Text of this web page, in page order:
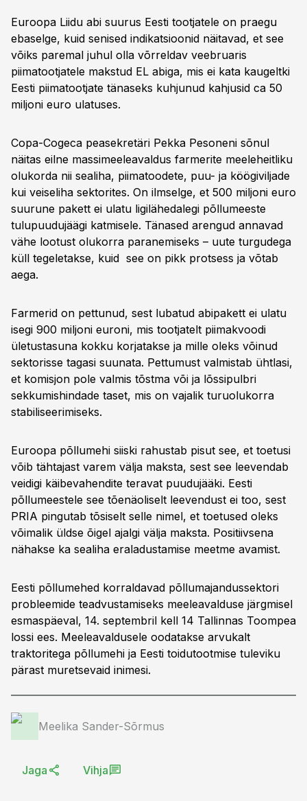
Euroopa Liidu abi suurus Eesti tootjatele on praegu
ebaselge, kuid senised indikatsioonid näitavad, et see
võiks paremal juhul olla võrreldav veebruaris
piimatootjatele makstud EL abiga, mis ei kata kaugeltki
Eesti piimatootjate tänaseks kuhjunud kahjusid ca 50
miljoni euro ulatuses.
Copa-Cogeca peasekretäri Pekka Pesoneni sõnul
näitas eilne massimeeleavaldus farmerite meeleheitliku
olukorda nii sealiha, piimatoodete, puu- ja köögiviljade
kui veiseliha sektorites. On ilmselge, et 500 miljoni euro
suurune pakett ei ulatu ligilähedalegi põllumeeste
tulupuudujäägi katmisele. Tänased arengud annavad
vähe lootust olukorra paranemiseks – uute turgudega
küll tegeletakse, kuid see on pikk protsess ja võtab
aega.
Farmerid on pettunud, sest lubatud abipakett ei ulatu
isegi 900 miljoni euroni, mis tootjatelt piimakvoodi
ületustasuna kokku korjatakse ja mille oleks võinud
sektorisse tagasi suunata. Pettumust valmistab ühtlasi,
et komisjon pole valmis tõstma või ja lõssipulbri
sekkumishindade taset, mis on vajalik turuolukorra
stabiliseerimiseks.
Euroopa põllumehi siiski rahustab pisut see, et toetusi
võib tähtajast varem välja maksta, sest see leevendab
veidigi käibevahendite teravat puudujääki. Eesti
põllumeestele see tõenäoliselt leevendust ei too, sest
PRIA pingutab tõsiselt selle nimel, et toetused oleks
võimalik üldse õigel ajalgi välja maksta. Positiivsena
nähakse ka sealiha eraladustamise meetme avamist.
Eesti põllumehed korraldavad põllumajandussektori
probleemide teadvustamiseks meeleavalduse järgmisel
esmaspäeval, 14. septembril kell 14 Tallinnas Toompea
lossi ees. Meeleavaldusele oodatakse arvukalt
traktoritega põllumehi ja Eesti toidutootmise tuleviku
pärast muretsevaid inimesi.
Meelika Sander-Sõrmus
Jaga Vihja